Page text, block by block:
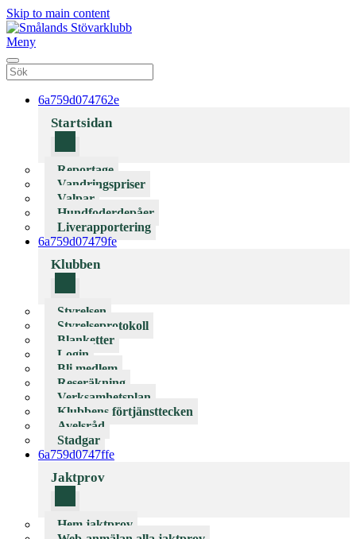
Skip to main content
Meny
6a759d074762e
Startsidan
Reportage
Vandringspriser
Valpar
Hundfoderdepåer
Liverapportering
6a759d07479fe
Klubben
Styrelsen
Styrelseprotokoll
Blanketter
Login
Bli medlem
Reseräkning
Verksamhetsplan
Klubbens förtjänsttecken
Avelsråd
Stadgar
6a759d0747ffe
Jaktprov
Hem jaktprov